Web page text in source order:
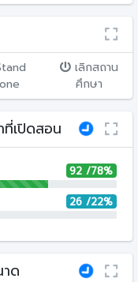
เลิกสถาน
ศึกษา
เปิดสอน
92 /78%
26 /22%
ด